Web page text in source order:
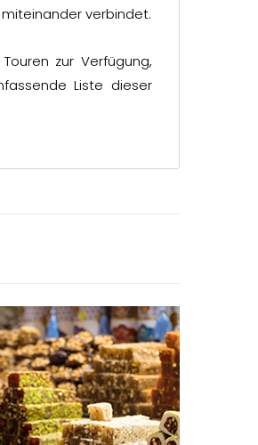
verbindet.
zur Verfügung,
Liste dieser